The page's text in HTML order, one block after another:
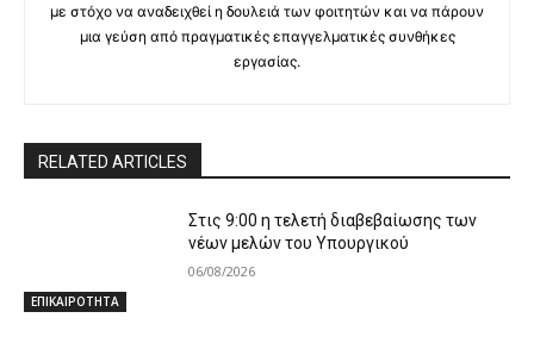
με στόχο να αναδειχθεί η δουλειά των φοιτητών και να πάρουν
μια γεύση από πραγματικές επαγγελματικές συνθήκες
εργασίας.
RELATED ARTICLES
ΕΠΙΚΑΙΡΟΤΗΤΑ
Στις 9:00 η τελετή διαβεβαίωσης των
νέων μελών του Υπουργικού
06/08/2026